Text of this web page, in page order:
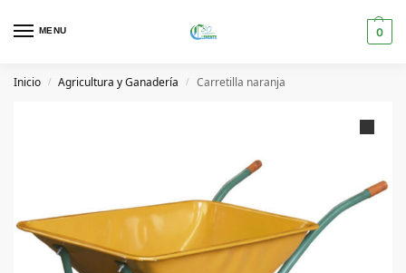
MENU 0
Inicio / Agricultura y Ganadería / Carretilla naranja